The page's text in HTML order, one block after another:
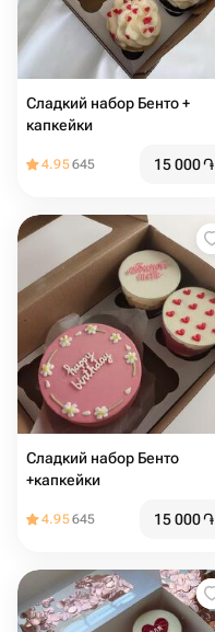
Сладкий набор Бенто +
капкейки
4.95645 15 000֏
Сладкий набор Бенто
+капкейки
4.95645 15 000֏